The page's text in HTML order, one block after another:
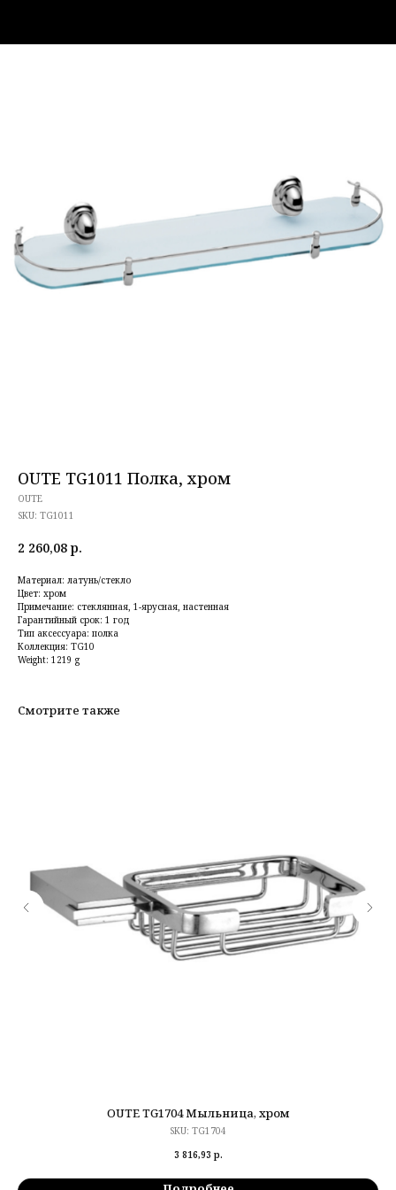
OUTE TG1011 Полка, хром
OUTE
SKU: TG1011
2 260,08 р.
Материал: латунь/стекло
Цвет: хром
Примечание: стеклянная, 1-ярусная, настенная
Гарантийный срок: 1 год
Тип аксессуара: полка
Коллекция: TG10
Weight: 1219 g
Смотрите также
OUTE TG1704 Мыльница, хром
SKU: TG1704
3 816,93 р.